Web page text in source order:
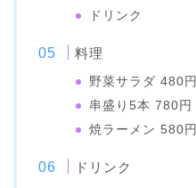
ドリンク
料理
野菜サラダ 480円
串盛り5本 780円
焼ラーメン 580円
ドリンク